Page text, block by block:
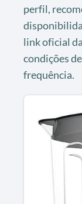
perfil,
link oficial
condições
frequência.